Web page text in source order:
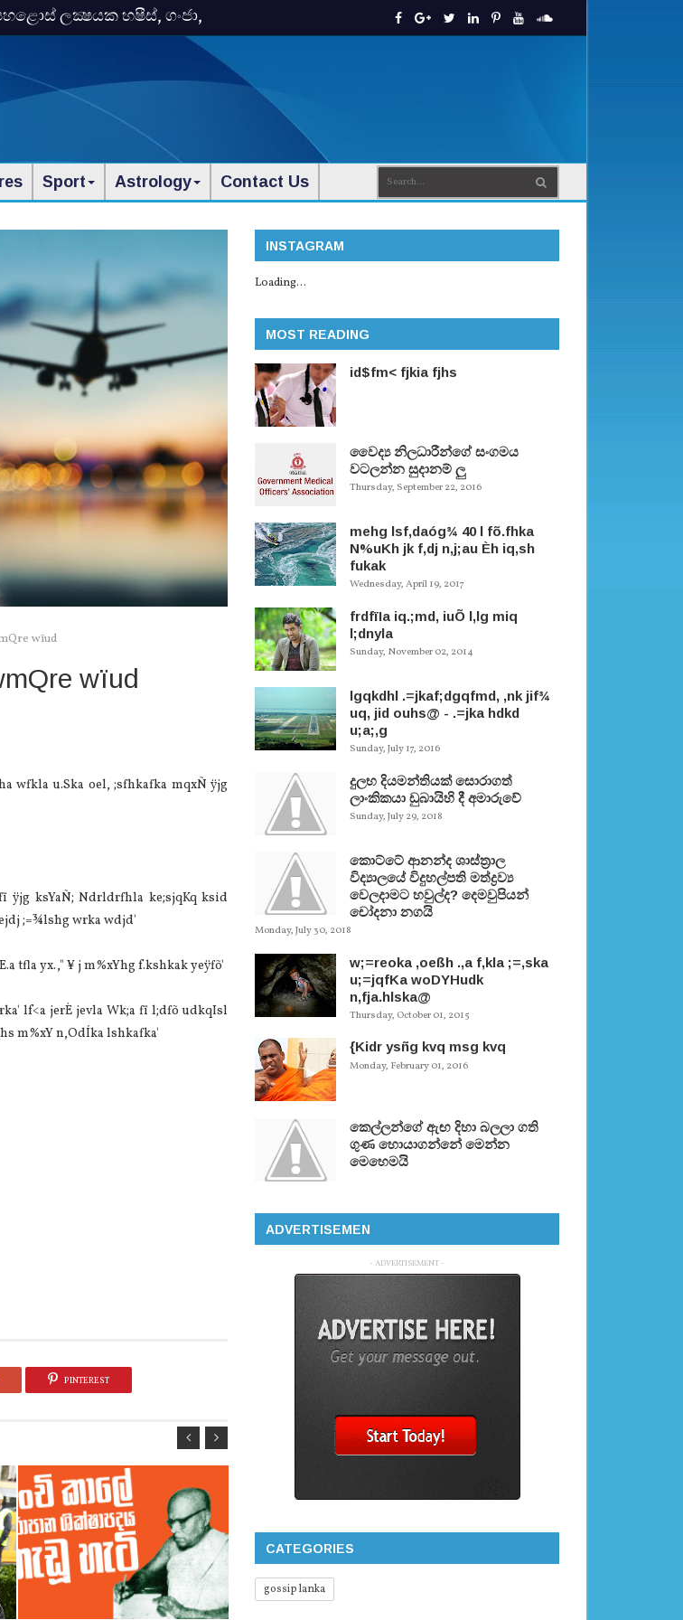
ලක්‍ෂයක හෂීස්‌, ගංජා,
Sport Astrology Contact Us
wïud
wïud
wfkla u.Ska oel, ;sfhkafka mqxÑ ÿjg
ÿjg ksYaÑ; Ndrldrfhla ke;sjqKq ksid
;=¾lshg wrka wdjd'
tfla yx.," ¥ j m%xYhg f.kshkak yeÿfõ'
lf<a jerÈ jevla Wk;a fï l;dfõ udkqIsl
m%xY n,OdÍka lshkafka'
PINTEREST
INSTAGRAM
Loading...
MOST READING
id$fm< fjkia fjhs
වෛද්‍ය නිලධාරීන්ගේ සංගමය
වටලන්න සුදානම් ලු
Thursday, September 22, 2016
mehg lsf,daóg¾ 40 l fõ.fhka
N%uKh jk f,dj n,j;au Èh iq,sh
fukak
Wednesday, April 19, 2017
frdfïIa iq.;md, iuÕ l,lg miq
l;dnyla
Sunday, November 02, 2014
lgqkdhl .=jkaf;dgqfmd, ,nk jif¾
uq, jid ouhs@ - .=jka hdkd
u;a;,g
Sunday, July 17, 2016
දුලභ දියමන්තියක් සොරාගත්
ලාංකිකයා ඩුබායිහි දී අමාරුවේ
Sunday, July 29, 2018
කොට්ටේ ආනන්ද ශාස්ත‍්‍රාල
විද්‍යාලයේ විදුහල්පති මත්ද්‍රව්‍ය
වෙලදාමට හවුල්ද? දෙමවුපියන්
චෝදනා නගයි
Monday, July 30, 2018
w;=reoka ,oeßh .,a f,kla ;=,ska
u;=jqfKa woDYHudk
n,fja.hlska@
Thursday, October 01, 2015
{Kidr ysñg kvq msg kvq
Monday, February 01, 2016
කෙල්ලන්ගේ ඇඟ දිහා බලලා ගති
ගුණ හොයාගන්නේ මෙන්න
මෙහෙමයි
ADVERTISEMEN
- ADVERTISEMENT -
CATEGORIES
gossip lanka